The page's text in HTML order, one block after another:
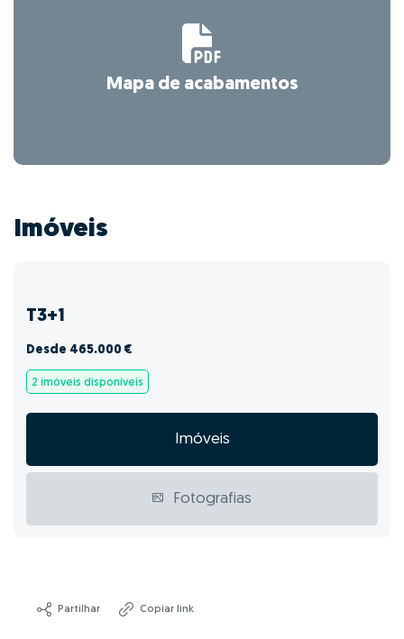
Mapa de acabamentos
Imóveis
T3+1
Desde 465.000 €
2 imóveis disponíveis
Imóveis
Fotografias
Partilhar Copiar link